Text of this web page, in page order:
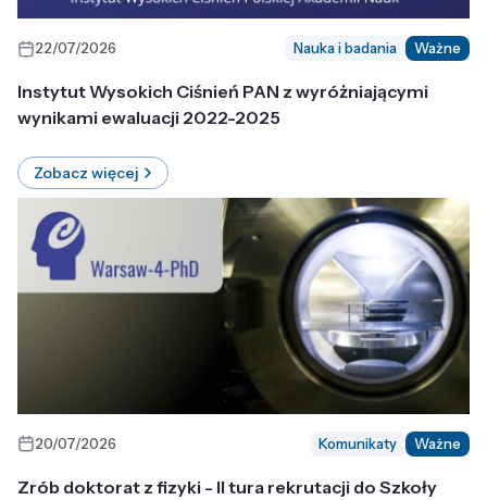
22/07/2026 Nauka i badania Ważne
Instytut Wysokich Ciśnień PAN z wyróżniającymi
wynikami ewaluacji 2022-2025
Zobacz więcej
20/07/2026 Komunikaty Ważne
Zrób doktorat z fizyki - II tura rekrutacji do Szkoły